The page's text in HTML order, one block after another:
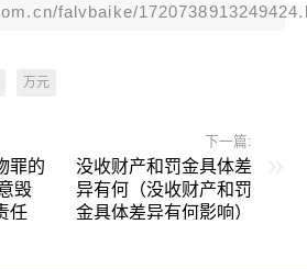
falvbaike/
万元
罪的
毁
任
下一篇:
没收财产和罚金具体差
异有何（没收财产和罚
金具体差异有何影响）